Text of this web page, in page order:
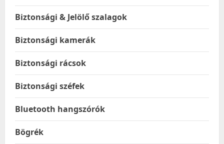
Biztonsági & Jelölő szalagok
Biztonsági kamerák
Biztonsági rácsok
Biztonsági széfek
Bluetooth hangszórók
Bögrék